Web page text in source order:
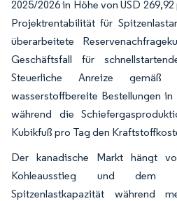
2025/2026 in Höhe von USD
Projektrentabilität für
überarbeitete
Geschäftsfall für
Steuerliche Anreize
wasserstoffbereite Bestellungen
während die
Kubikfuß pro Tag den
Der kanadische Markt hängt
Kohleausstieg und dem
Spitzenlastkapazität während